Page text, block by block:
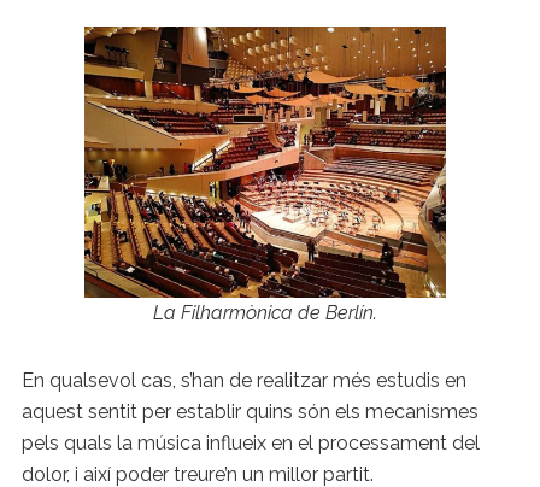
La Filharmònica de Berlín.
En qualsevol cas, s’han de realitzar més estudis en
aquest sentit per establir quins són els mecanismes
pels quals la música influeix en el processament del
dolor, i així poder treure’n un millor partit.